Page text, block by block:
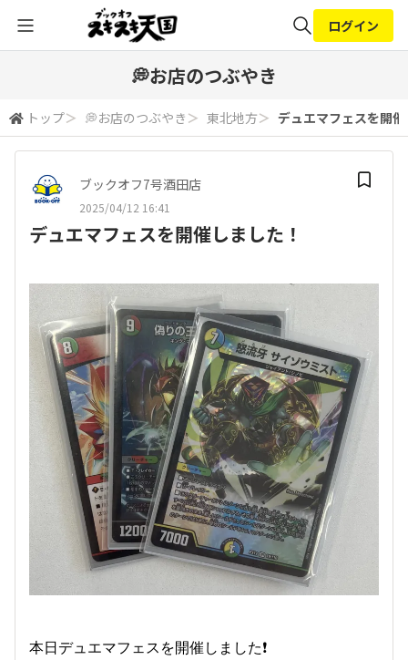
検索
ログイン
💭お店のつぶやき
トップ＞ 💭お店のつぶやき ＞ 東北地方＞ デュエマフェスを開
ブックオフ7号酒田店
2025/04/12 16:41
デュエマフェスを開催しました！
本日デュエマフェスを開催しました❗️